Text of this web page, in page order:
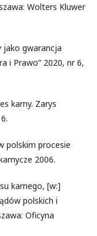
Wolters Kluwer
jako gwarancja
i Prawo” 2020, nr 6,
karny. Zarys
polskim procesie
2006.
karnego, [w:]
polskich i
Oficyna